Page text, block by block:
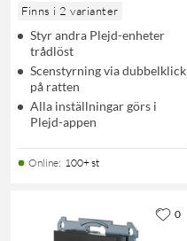
Finns i 2 varianter
Styr andra Plejd-enheter
trådlöst
Scenstyrning via dubbelklick
på ratten
Alla inställningar görs i
Plejd-appen
Online: 100+ st
0